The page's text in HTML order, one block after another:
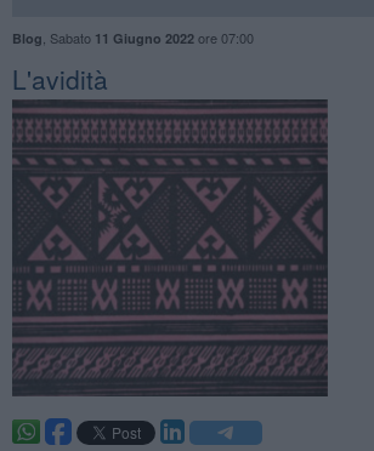
Blog Sabato 11 Giugno 2022ore 07:00
L'avidità